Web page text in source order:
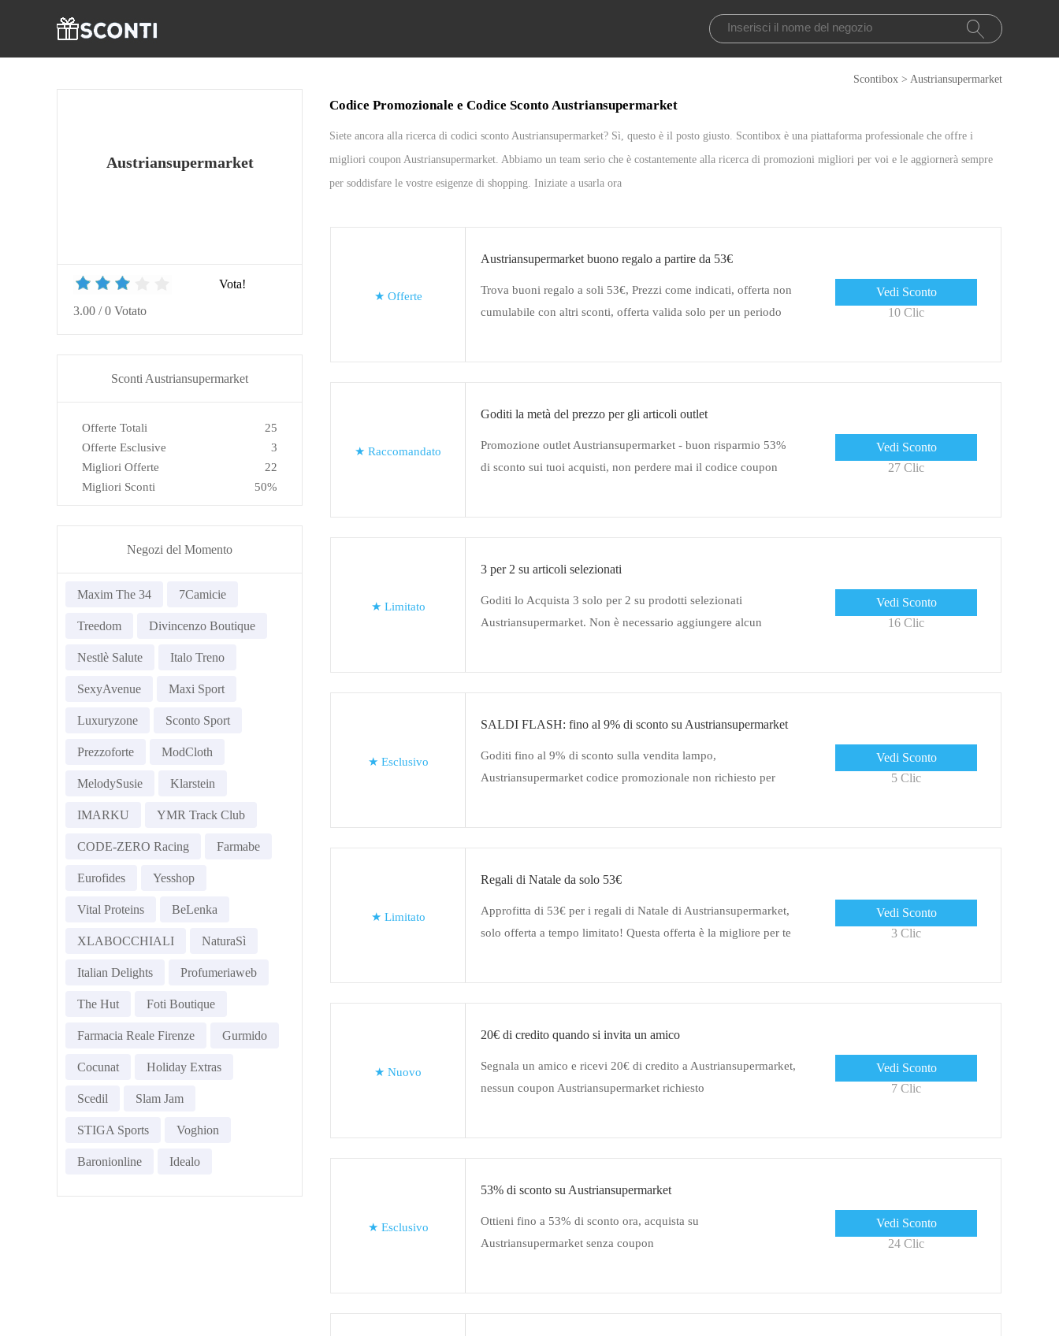
Scontibox > Austriansupermarket
Austriansupermarket
Vota!
3.00 / 0 Votato
Sconti Austriansupermarket
Offerte Totali
25
Offerte Esclusive
3
Migliori Offerte
22
Migliori Sconti
50%
Negozi del Momento
Maxim The 34 7Camicie
Treedom Divincenzo Boutique
Nestlè Salute Italo Treno
SexyAvenue Maxi Sport
Luxuryzone Sconto Sport
Prezzoforte ModCloth
MelodySusie Klarstein
IMARKU YMR Track Club
CODE-ZERO Racing Farmabe
Eurofides Yesshop
Vital Proteins BeLenka
XLABOCCHIALI NaturaSì
Italian Delights Profumeriaweb
The Hut Foti Boutique
Farmacia Reale Firenze Gurmido
Cocunat Holiday Extras
Scedil Slam Jam
STIGA Sports Voghion
Baronionline Idealo
Codice Promozionale e Codice Sconto Austriansupermarket
Siete ancora alla ricerca di codici sconto Austriansupermarket? Sì, questo è il posto giusto. Scontibox è una piattaforma professionale che offre i
migliori coupon Austriansupermarket. Abbiamo un team serio che è costantemente alla ricerca di promozioni migliori per voi e le aggiornerà sempre
per soddisfare le vostre esigenze di shopping. Iniziate a usarla ora
★ Offerte
Austriansupermarket buono regalo a partire da 53€
Trova buoni regalo a soli 53€, Prezzi come indicati, offerta non
cumulabile con altri sconti, offerta valida solo per un periodo
Vedi Sconto
10 Clic
★ Raccomandato
Goditi la metà del prezzo per gli articoli outlet
Promozione outlet Austriansupermarket - buon risparmio 53%
di sconto sui tuoi acquisti, non perdere mai il codice coupon
Vedi Sconto
27 Clic
★ Limitato
3 per 2 su articoli selezionati
Goditi lo Acquista 3 solo per 2 su prodotti selezionati
Austriansupermarket. Non è necessario aggiungere alcun
Vedi Sconto
16 Clic
★ Esclusivo
SALDI FLASH: fino al 9% di sconto su Austriansupermarket
Goditi fino al 9% di sconto sulla vendita lampo,
Austriansupermarket codice promozionale non richiesto per
Vedi Sconto
5 Clic
★ Limitato
Regali di Natale da solo 53€
Approfitta di 53€ per i regali di Natale di Austriansupermarket,
solo offerta a tempo limitato! Questa offerta è la migliore per te
Vedi Sconto
3 Clic
★ Nuovo
20€ di credito quando si invita un amico
Segnala un amico e ricevi 20€ di credito a Austriansupermarket,
nessun coupon Austriansupermarket richiesto
Vedi Sconto
7 Clic
★ Esclusivo
53% di sconto su Austriansupermarket
Ottieni fino a 53% di sconto ora, acquista su
Austriansupermarket senza coupon
Vedi Sconto
24 Clic